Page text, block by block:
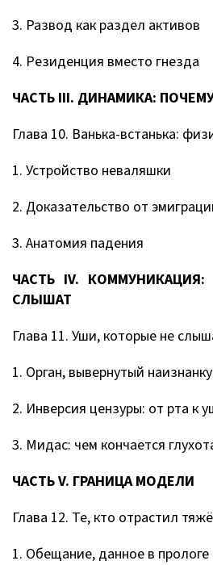
3. Развод как раздел активов
4. Резиденция вместо гнезда
ЧАСТЬ III. ДИНАМИКА:
Глава 10. Ванька-встанька:
1. Устройство неваляшки
2. Доказательство от
3. Анатомия падения
ЧАСТЬ IV.
СЛЫШАТ
Глава 11. Уши, которые не
1. Орган, вывернутый наизнанку
2. Инверсия цензуры: от рта к
3. Мидас: чем кончается
ЧАСТЬ V. ГРАНИЦА МОДЕЛИ
Глава 12. Те, кто отрастил
1. Обещание, данное в прологе